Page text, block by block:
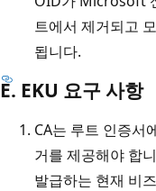
트에서 제거되고
됩니다.
E. EKU 요구 사항
CA는 루트 인증서
거를 제공해야 합
발급하는 현재 비